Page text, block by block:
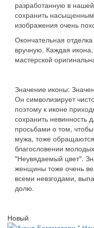
разработанную в
сохранить
изображения очень
Окончательная
вручную. Каждая
мастерской
Значение иконы:
Он символизирует
поэтому к иконе
сохранить невинность
просьбами о том,
мужа, тоже
благословении
"Неувядаемый цвет".
женщины тоже очень
всеми невзгодами,
долю.
Новый